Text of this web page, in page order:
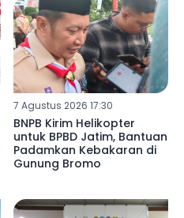
7 Agustus 2026 17:30
BNPB Kirim Helikopter
untuk BPBD Jatim, Bantuan
Padamkan Kebakaran di
Gunung Bromo